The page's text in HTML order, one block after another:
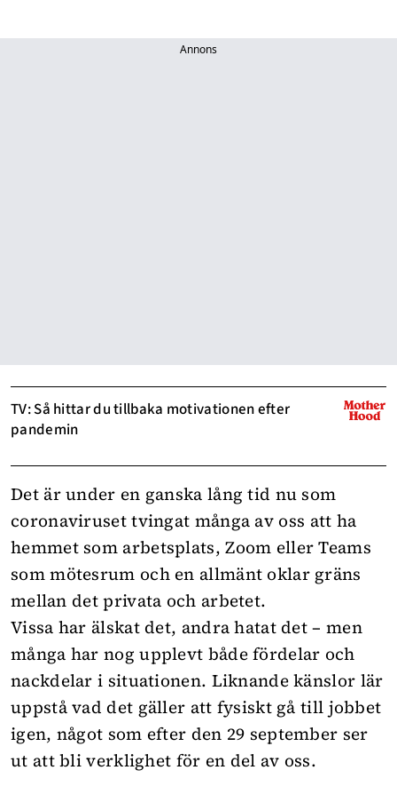
Annons
TV: Så hittar du tillbaka motivationen efter
pandemin
Det är under en ganska lång tid nu som
coronavirusettvingat många av oss att ha
hemmet som arbetsplats, Zoom eller Teams
som mötesrum och en allmänt oklar gräns
mellan det privata och arbetet.
Vissa har älskat det, andra hatat det – men
många har nog upplevt både fördelar och
nackdelar i situationen. Liknande känslor lär
uppstå vad det gäller att fysiskt gå till jobbet
igen, något som efter den 29 september ser
ut att bli verklighet för en del av oss.